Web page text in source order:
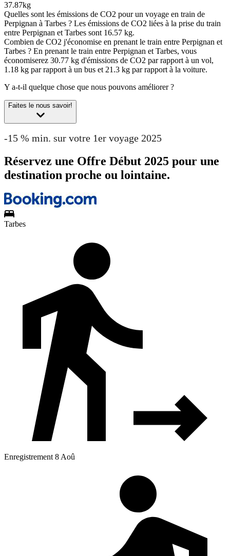
37.87kg
Quelles sont les émissions de CO2 pour un voyage en train de
Perpignan à Tarbes ? Les émissions de CO2 liées à la prise du train
entre Perpignan et Tarbes sont 16.57 kg.
Combien de CO2 j'économise en prenant le train entre Perpignan et
Tarbes ? En prenant le train entre Perpignan et Tarbes, vous
économiserez 30.77 kg d'émissions de CO2 par rapport à un vol,
1.18 kg par rapport à un bus et 21.3 kg par rapport à la voiture.
Y a-t-il quelque chose que nous pouvons améliorer ?
Faites le nous savoir!
-15 % min. sur votre 1er voyage 2025
Réservez une Offre Début 2025 pour une
destination proche ou lointaine.
Tarbes
Enregistrement 8 Aoû